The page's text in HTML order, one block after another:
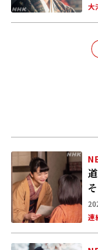
大
る
連